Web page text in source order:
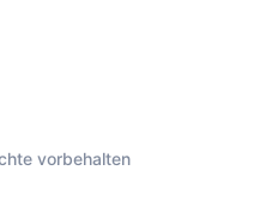
vorbehalten